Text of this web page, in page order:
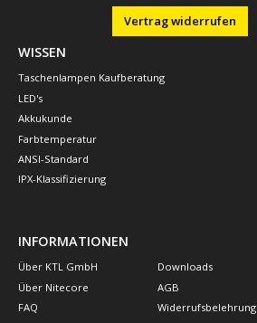
Vertrag widerrufen
WISSEN
Taschenlampen Kaufberatung
LED's
Akkukunde
Farbtemperatur
ANSI-Standard
IPX-Klassifizierung
INFORMATIONEN
Über KTL GmbH
Über Nitecore
FAQ
Downloads
AGB
Widerrufsbelehrung